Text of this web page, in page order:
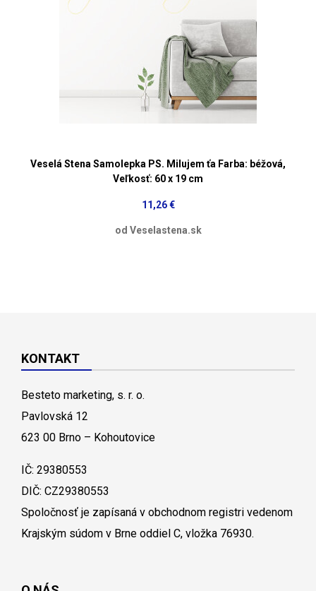
Veselá Stena Samolepka PS. Milujem ťa Farba: béžová,
Veľkosť: 60 x 19 cm
11,26 €
od Veselastena.sk
KONTAKT
Besteto marketing, s. r. o.
Pavlovská 12
623 00 Brno – Kohoutovice
IČ: 29380553
DIČ: CZ29380553
Spoločnosť je zapísaná v obchodnom registri vedenom
Krajským súdom v Brne oddiel C, vložka 76930.